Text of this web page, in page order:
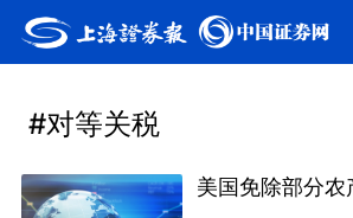
#对等关税
美国免除部分农